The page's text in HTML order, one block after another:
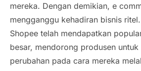
mereka. Dengan demikian, e
mengganggu kehadiran bisnis
Shopee telah mendapatkan
besar, mendorong produsen untuk
perubahan pada cara mereka